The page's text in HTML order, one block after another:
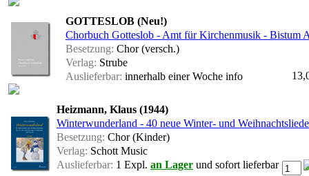
GOTTESLOB (Neu!)
Chorbuch Gotteslob - Amt für Kirchenmusik - Bistum
Besetzung: Chor (versch.)
Verlag: Strube
Auslieferbar: innerhalb einer Woche info
Heizmann, Klaus (1944)
Winterwunderland - 40 neue Winter- und
Besetzung: Chor (Kinder)
Verlag: Schott Music
Auslieferbar: 1 Expl. an Lager und sofort lieferbar